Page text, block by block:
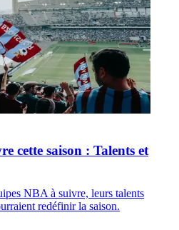
cette saison : Talents et
NBA à suivre, leurs talents
redéfinir la saison.